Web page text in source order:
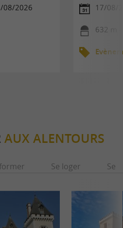
08/2026 17/08/
632 m -
AUX ALENTOURS
Se loger Se